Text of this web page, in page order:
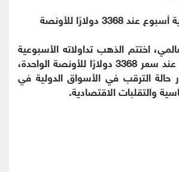
3368 دولارًا للأونصة
اختتم الذهب تداولاته الأسبوعية
يوم أمس الجمعة عند سعر 3368 دولارًا للأونصة الواحدة،
الترقب في الأسواق الدولية في
والتقلبات الاقتصادية.